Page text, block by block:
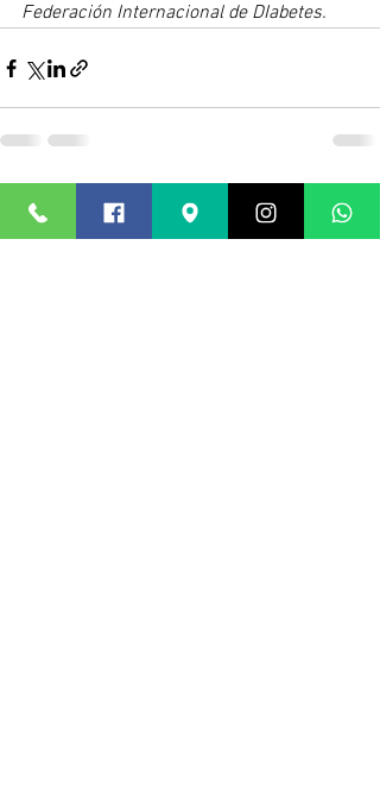
Federación Internacional de DIabetes.
Entradas recientes Ver todo